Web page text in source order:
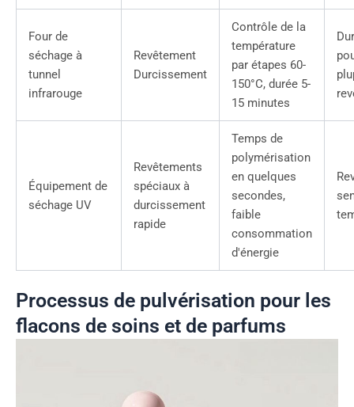
Four de
séchage à
tunnel
infrarouge
Revêtement
Durcissement
Contrôle de la
température
par étapes 60-
150°C, durée 5-
15 minutes
Équipement de
séchage UV
Revêtements
spéciaux à
durcissement
rapide
Temps de
polymérisation
en quelques
secondes,
faible
consommation
d'énergie
Processus de pulvérisation pour les
flacons de soins et de parfums